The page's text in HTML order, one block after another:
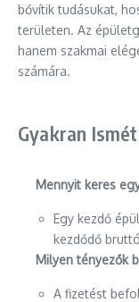
bővítik tudásukat,
területen. Az
hanem szakmai
számára.
Gyakran
Mennyit keres
Egy kezdő
kezdődő
Milyen tényezők
A fizetést